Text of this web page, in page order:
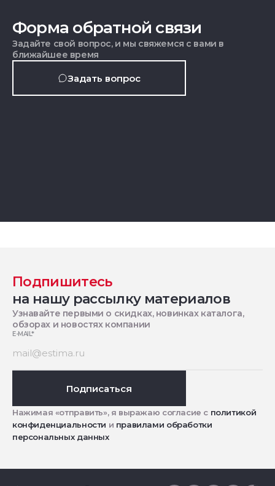
Форма обратной связи
Задайте свой вопрос, и мы свяжемся с вами в
ближайшее время
Задать вопрос
Подпишитесь
на нашу рассылку материалов
Узнавайте первыми о скидках, новинках каталога,
обзорах и новостях компании
E-MAIL*
Подписаться
Нажимая «отправить», я выражаю согласие с политикой
конфиденциальности и правилами обработки
персональных данных